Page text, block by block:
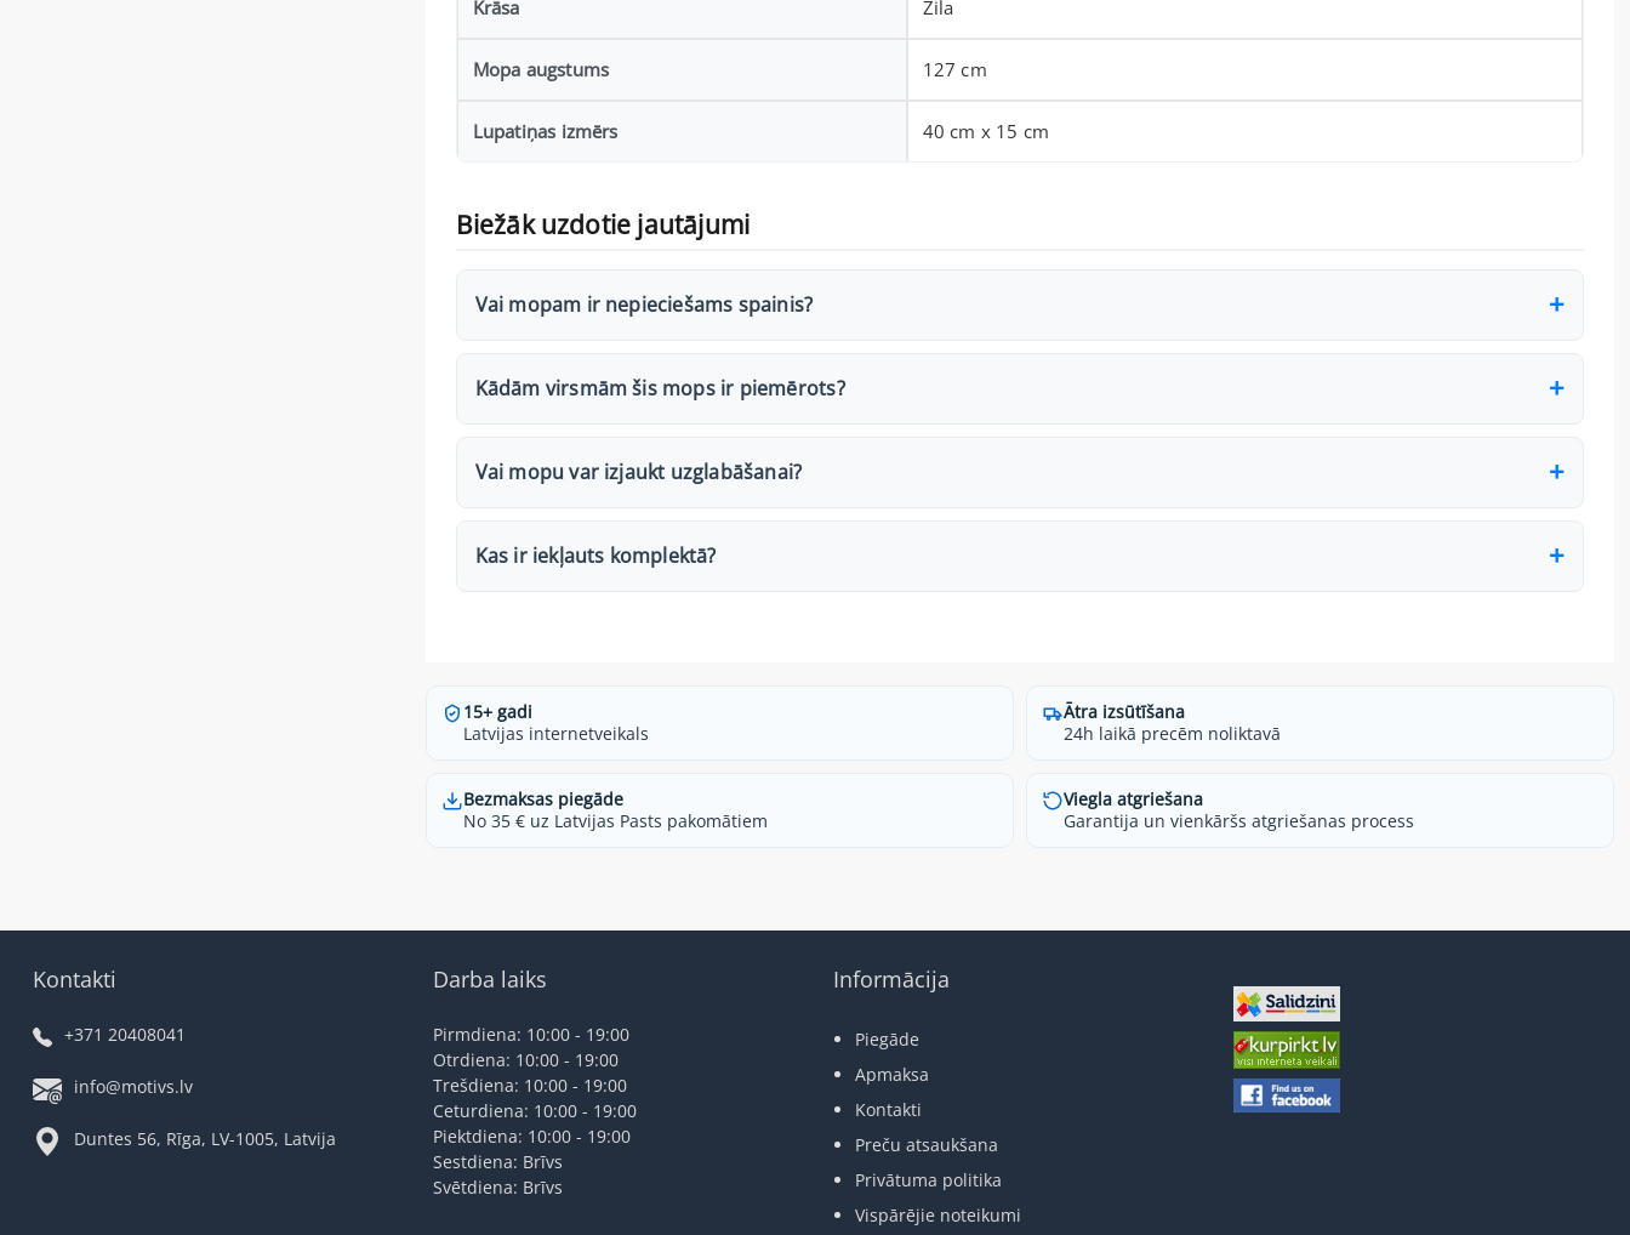
Krāsa Zila
Mopa augstums 127 cm
Lupatiņas izmērs 40 cm x 15 cm
Biežāk uzdotie jautājumi
Vai mopam ir nepieciešams spainis?
Kādām virsmām šis mops ir piemērots?
Vai mopu var izjaukt uzglabāšanai?
Kas ir iekļauts komplektā?
15+ gadi
Latvijas internetveikals
Ātra izsūtīšana
24h laikā precēm noliktavā
Bezmaksas piegāde
No 35 € uz Latvijas Pasts pakomātiem
Viegla atgriešana
Garantija un vienkāršs atgriešanas process
Kontakti
+371 20408041
info@motivs.lv
Duntes 56, Rīga, LV-1005, Latvija
Darba laiks
Pirmdiena: 10:00 - 19:00
Otrdiena: 10:00 - 19:00
Trešdiena: 10:00 - 19:00
Ceturdiena: 10:00 - 19:00
Piektdiena: 10:00 - 19:00
Sestdiena: Brīvs
Svētdiena: Brīvs
Informācija
Piegāde
Apmaksa
Kontakti
Preču atsaukšana
Privātuma politika
Vispārējie noteikumi